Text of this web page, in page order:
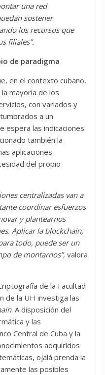
una red
sostener
los recursos que
filiales”.
de paradigma
en el contexto cubano,
mayoría de los
con variados y
a un
espera las indicaciones
también la
aplicaciones
del propio
centralizadas van a
coordinar esfuerzos
y plantearnos
Aplicar la blockchain,
todo, puede ser un
de montarnos”, valora
de la Facultad
de la UH investiga las
. A disposición del
y las
Central de Cuba y la
adquiridos
ojalá prenda la
las posibles